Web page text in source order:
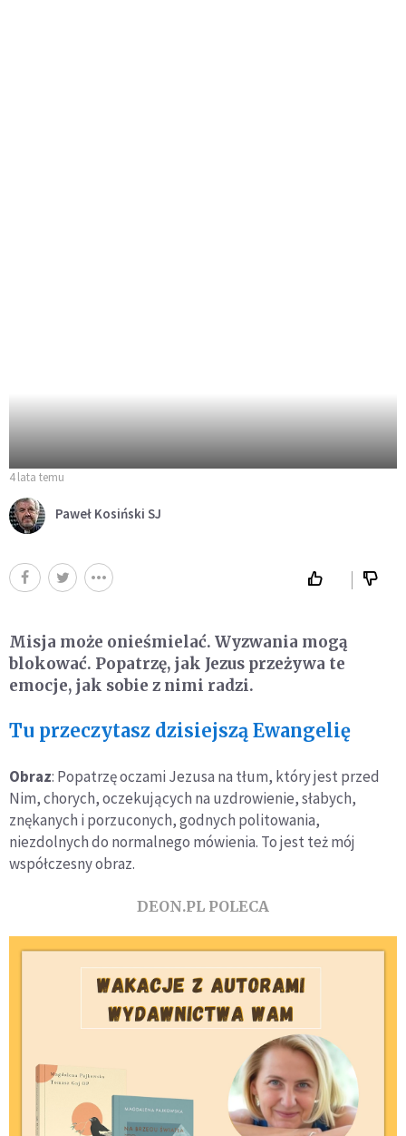
4 lata temu
Paweł Kosiński SJ
Misja może onieśmielać. Wyzwania mogą
blokować. Popatrzę, jak Jezus przeżywa te
emocje, jak sobie z nimi radzi.
Tu przeczytasz dzisiejszą Ewangelię
Obraz: Popatrzę oczami Jezusa na tłum, który jest przed
Nim, chorych, oczekujących na uzdrowienie, słabych,
znękanych i porzuconych, godnych politowania,
niezdolnych do normalnego mówienia. To jest też mój
współczesny obraz.
DEON.PL POLECA